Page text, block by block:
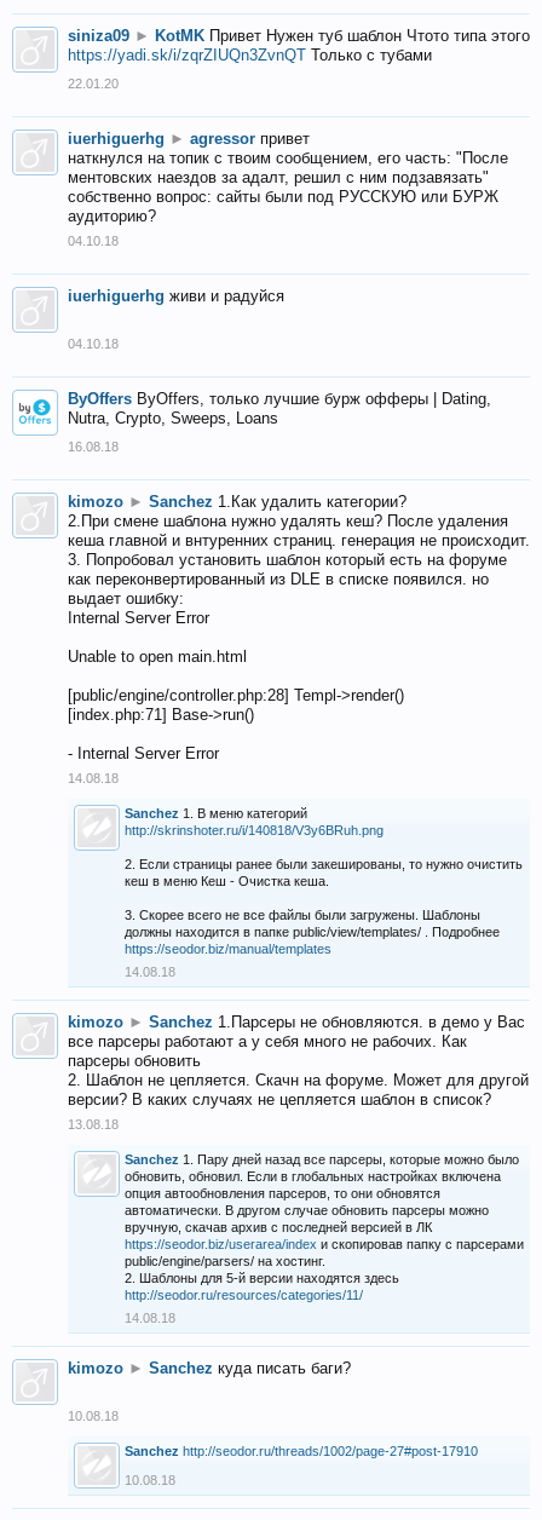
siniza09 ► KotMK Привет Нужен туб шаблон Чтото типа этого
https://yadi.sk/i/zqrZIUQn3ZvnQT Только с тубами
22.01.20
iuerhiguerhg ► agressor привет
наткнулся на топик с твоим сообщением, его часть: "После
ментовских наездов за адалт, решил с ним подзавязать"
собственно вопрос: сайты были под РУССКУЮ или БУРЖ
аудиторию?
04.10.18
iuerhiguerhg живи и радуйся
04.10.18
ByOffers ByOffers, только лучшие бурж офферы | Dating,
Nutra, Crypto, Sweeps, Loans
16.08.18
kimozo ► Sanchez 1.Как удалить категории?
2.При смене шаблона нужно удалять кеш? После удаления
кеша главной и внтуренних страниц. генерация не происходит.
3. Попробовал установить шаблон который есть на форуме
как переконвертированный из DLE в списке появился. но
выдает ошибку:
Internal Server Error
Unable to open main.html
[public/engine/controller.php:28] Templ->render()
[index.php:71] Base->run()
- Internal Server Error
14.08.18
Sanchez 1. В меню категорий
http://skrinshoter.ru/i/140818/V3y6BRuh.png
2. Если страницы ранее были закешированы, то нужно очистить
кеш в меню Кеш - Очистка кеша.
3. Скорее всего не все файлы были загружены. Шаблоны
должны находится в папке public/view/templates/ . Подробнее
https://seodor.biz/manual/templates
14.08.18
kimozo ► Sanchez 1.Парсеры не обновляются. в демо у Вас
все парсеры работают а у себя много не рабочих. Как
парсеры обновить
2. Шаблон не цепляется. Скачн на форуме. Может для другой
версии? В каких случаях не цепляется шаблон в список?
13.08.18
Sanchez 1. Пару дней назад все парсеры, которые можно было
обновить, обновил. Если в глобальных настройках включена
опция автообновления парсеров, то они обновятся
автоматически. В другом случае обновить парсеры можно
вручную, скачав архив с последней версией в ЛК
https://seodor.biz/userarea/index и скопировав папку с парсерами
public/engine/parsers/ на хостинг.
2. Шаблоны для 5-й версии находятся здесь
http://seodor.ru/resources/categories/11/
14.08.18
kimozo ► Sanchez куда писать баги?
10.08.18
Sanchez http://seodor.ru/threads/1002/page-27#post-17910
10.08.18